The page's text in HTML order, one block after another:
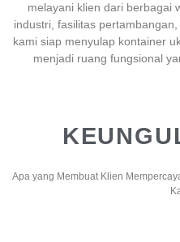
melayani klien dari berbagai
industri, fasilitas
kami siap menyulap kontainer
menjadi ruang fungsional
Apa yang Membuat Klien